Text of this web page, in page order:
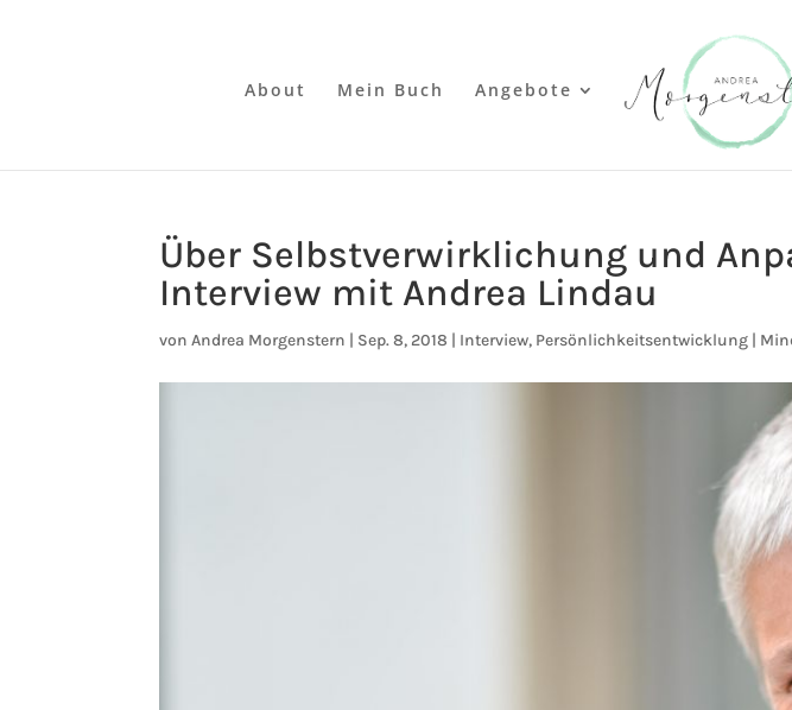
About Mein Buch Angebote
Über Selbstverwirklichung und
Interview mit Andrea Lindau
vonAndrea Morgenstern | Sep. 8, 2018 | Interview, Persönlichkeitsentwicklung |